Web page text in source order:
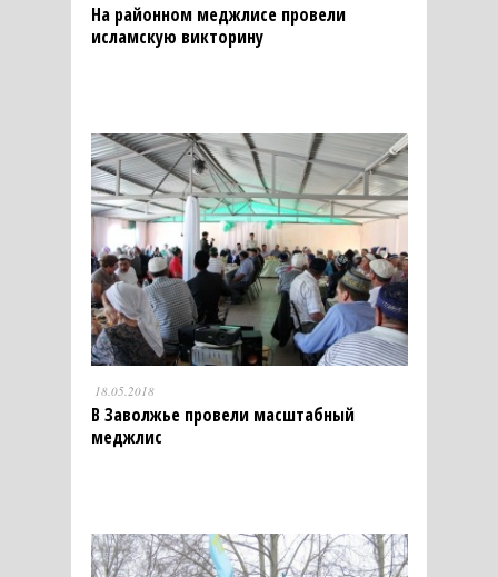
На районном меджлисе провели
исламскую викторину
18.05.2018
В Заволжье провели масштабный
меджлис